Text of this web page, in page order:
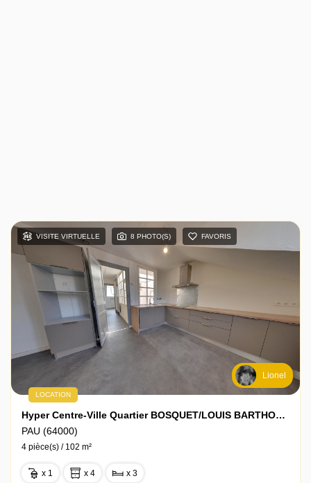
VISITE VIRTUELLE 8 PHOTO(S) FAVORIS
Lionel
LOCATION
Hyper Centre-Ville Quartier BOSQUET/LOUIS BARTHOU, En Dernier Etage, T4 - 102 M² - Petite Copropriété/rue Piétonne
PAU (64000)
4 pièce(s) / 102 m²
x 1 x 4 x 3